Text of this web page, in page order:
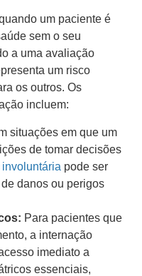
um paciente é
sem o seu
a uma avaliação
um risco
os outros. Os
incluem:
situações em que um
de tomar decisões
pode ser
danos ou perigos
Para pacientes que
a internação
imediato a
essenciais,